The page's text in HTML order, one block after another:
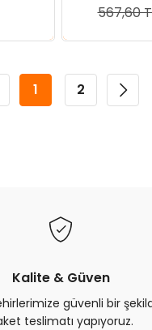
567,60
1 2
Kalite & Güven
güvenli bir
teslimatı yapıyoruz.